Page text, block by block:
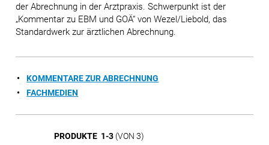
der Abrechnung in der Arztpraxis. Schwerpunkt ist der
„Kommentar zu EBM und GOÄ“ von Wezel/Liebold, das
Standardwerk zur ärztlichen Abrechnung.
KOMMENTARE ZUR ABRECHNUNG
FACHMEDIEN
PRODUKTE 1-3(VON 3)